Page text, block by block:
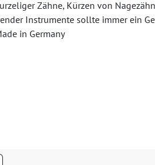
Zähne, Kürzen von
Instrumente sollte immer ein
in Germany